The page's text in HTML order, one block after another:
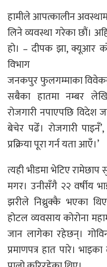
हामीले आपत्कालीन
लिने व्यवस्था गरेका छौं।
हो। – दीपक झा, क्यूआर
विभाग
जनकपुर फुलगम्माका
सबैका हातमा नम्बर
रोजगारी नपाएपछि विदेश
बेचेर पढेँ। रोजगारी
प्रक्रिया पूरा गर्न यता आएँ।’
त्यही भीडमा भेटिए रामेछाप
मगर। उनीसँगै २२ वर्षीय
झरीले निथ्रुक्कै भएका
होटल व्यवसाय कोरोना
जान लागेका रहेछन्।
प्रमाणपत्र हात पारे।